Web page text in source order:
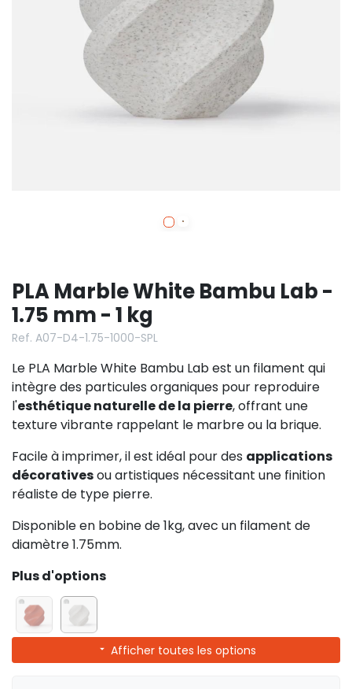
PLA Marble White Bambu Lab -
1.75 mm - 1 kg
Ref. A07-D4-1.75-1000-SPL
Le PLA Marble White Bambu Lab est un filament qui
intègre des particules organiques pour reproduire
l'esthétique naturelle de la pierre, offrant une
texture vibrante rappelant le marbre ou la brique.
Facile à imprimer, il est idéal pour des applications
décorativesou artistiques nécessitant une finition
réaliste de type pierre.
Disponible en bobine de 1kg, avec un filament de
diamètre 1.75mm.
Plus d'options
Afficher toutes les options